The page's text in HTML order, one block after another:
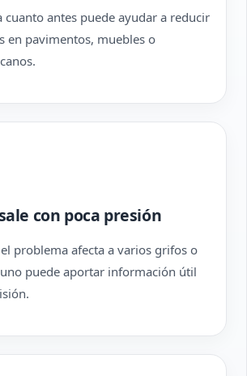
cuanto antes puede ayudar a reducir
en pavimentos, muebles o
con poca presión
problema afecta a varios grifos o
puede aportar información útil